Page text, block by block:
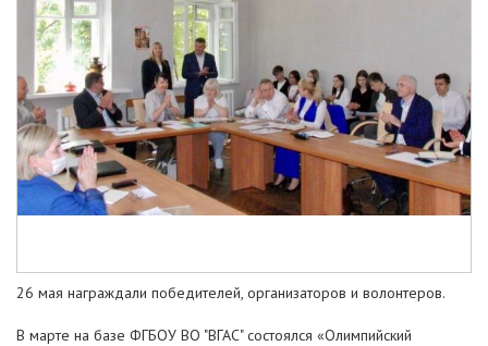
26 мая награждали победителей, организаторов и волонтеров.
В марте на базе ФГБОУ ВО "ВГАС" состоялся «Олимпийский